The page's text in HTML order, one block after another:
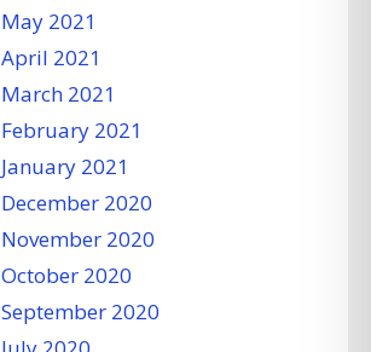
May 2021
April 2021
March 2021
February 2021
January 2021
December 2020
November 2020
October 2020
September 2020